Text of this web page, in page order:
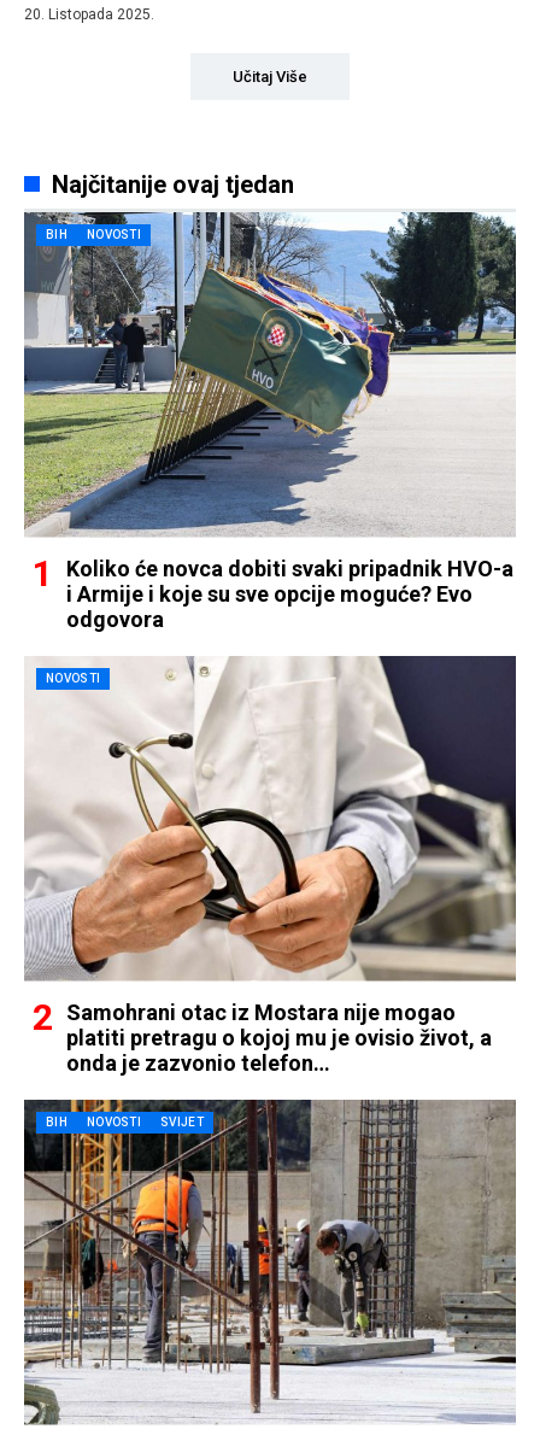
20. Listopada 2025.
Učitaj Više
Najčitanije ovaj tjedan
BIH NOVOSTI
Koliko će novca dobiti svaki pripadnik HVO-a
i Armije i koje su sve opcije moguće? Evo
odgovora
NOVOSTI
Samohrani otac iz Mostara nije mogao
platiti pretragu o kojoj mu je ovisio život, a
onda je zazvonio telefon…
BIH NOVOSTI SVIJET